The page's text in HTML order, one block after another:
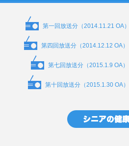
第一回放送分（2014.11.21 OA）
第四回放送分（2014.12.12 OA）
第七回放送分（2015.1.9 OA）
第十回放送分（2015.1.30 OA）